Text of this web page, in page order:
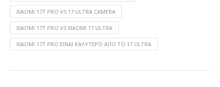
XIAOMI 17T PRO VS 17 ULTRA CAMERA
XIAOMI 17T PRO VS XIAOMI 17 ULTRA
XIAOMI 17T PRO ΕΊΝΑΙ ΚΑΛΎΤΕΡΟ ΑΠΌ ΤΟ 17 ULTRA